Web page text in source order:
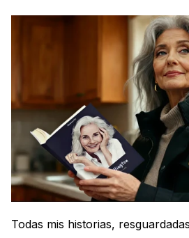
Todas mis historias,